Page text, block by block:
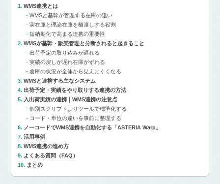
WMS連携とは
WMSと基幹が管理する在庫の違い
実在庫と理論在庫を橋渡しする役割
短納期化で高まる連携の重要性
WMSが基幹・販売管理と分断されると起きること
出荷予定の取り込みが遅れる
実績の戻しが遅れ在庫がずれる
倉庫の状況が全体から見えにくくなる
WMSと連携する主なシステム
出荷予定・実績をやり取りする連携の方法
入出荷実績の連携｜WMS連携の注意点
個別スクリプトよりツールで標準化する
コード・単位の違いを事前に整理する
ノーコードでWMS連携を自動化する「ASTERIA Warp」
活用事例
WMS連携の進め方
よくある質問（FAQ）
まとめ